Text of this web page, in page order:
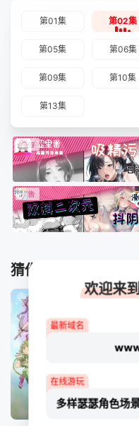
第01集 第02集
第05集 第06集
第09集 第10集
第13集
猜你喜欢
12集全
欢迎来
最新域名
在线游玩
多样瑟瑟角色场